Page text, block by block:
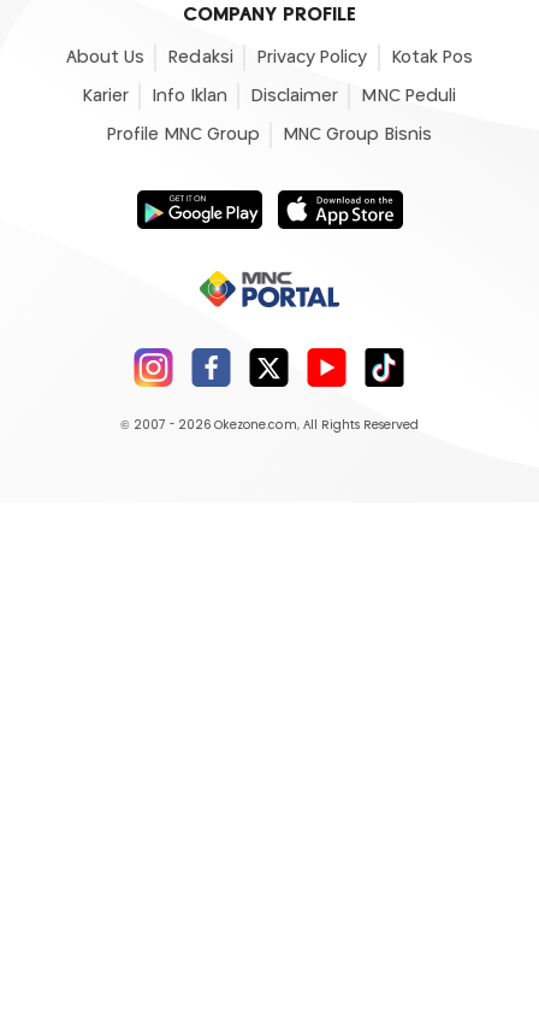
COMPANY PROFILE
About Us Redaksi Privacy Policy Kotak Pos
Karier Info Iklan Disclaimer MNC Peduli
Profile MNC Group MNC Group Bisnis
© 2007 - 2026 Okezone.com, All Rights Reserved